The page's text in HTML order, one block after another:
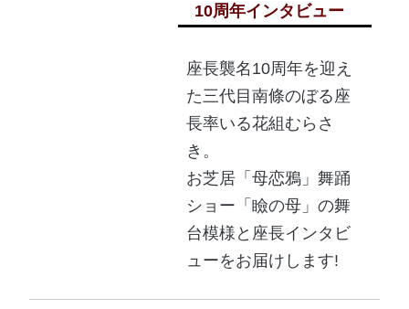
10周年インタビュー
座長襲名10周年を迎え
た三代目南條のぼる座
長率いる花組むらさ
き。
お芝居「母恋鴉」舞踊
ショー「瞼の母」の舞
台模様と座長インタビ
ューをお届けします!